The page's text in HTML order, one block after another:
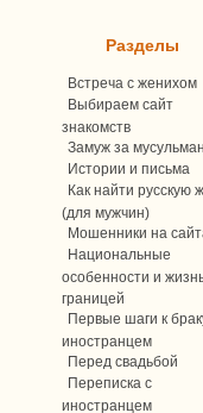
Разделы
Встреча с женихом
Выбираем сайт
знакомств
Замуж за
Истории и письма
Как найти русскую
(для мужчин)
Мошенники на
Национальные
особенности и
границей
Первые шаги к
иностранцем
Перед свадьбой
Переписка c
иностранцем